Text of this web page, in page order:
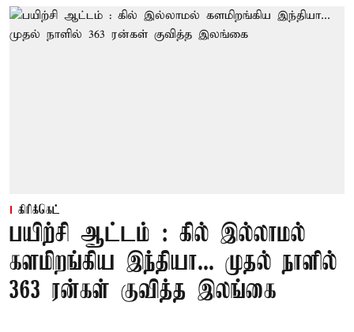
கிரிக்கெட்
பயிற்சி ஆட்டம் : கில் இல்லாமல்
களமிறங்கிய இந்தியா... முதல் நாளில்
363 ரன்கள் குவித்த இலங்கை